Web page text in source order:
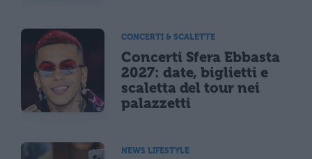
CONCERTI & SCALETTE
Concerti Sfera Ebbasta
2027: date, biglietti e
scaletta del tour nei
palazzetti
NEWS LIFESTYLE